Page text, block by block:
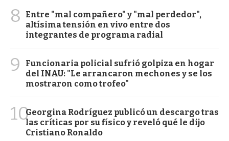
8
Entre "mal compañero" y "mal perdedor",
altísima tensión en vivo entre dos
integrantes de programa radial
9
Funcionaria policial sufrió golpiza en hogar
del INAU: "Le arrancaron mechones y se los
mostraron como trofeo"
10Georgina Rodríguez publicó un descargo tras
las críticas por su físico y reveló qué le dijo
Cristiano Ronaldo